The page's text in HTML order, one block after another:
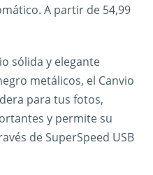
A partir de 54,99
sólida y elegante
metálicos, el Canvio
para tus fotos,
y permite su
de SuperSpeed USB